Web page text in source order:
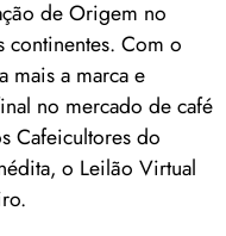
de Origem no
continentes. Com o
mais a marca e
no mercado de café
Cafeicultores do
o Leilão Virtual